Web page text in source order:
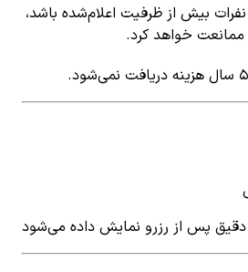
بیش از ظرفیت اعلام‌شده باشد،
ممانعت خواهد کرد.